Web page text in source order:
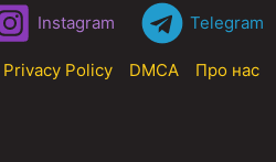
Instagram Telegram
Privacy Policy DMCA Про нас